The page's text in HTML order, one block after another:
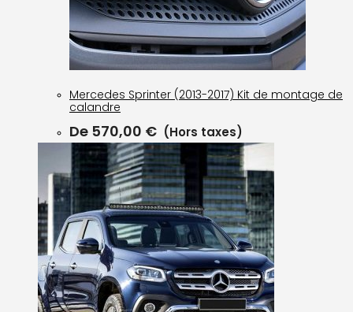
Mercedes Sprinter (2013-2017) Kit de montage de
calandre
De 570,00 € (Hors taxes)